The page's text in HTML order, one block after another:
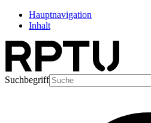
Hauptnavigation
Inhalt
Suchbegriff